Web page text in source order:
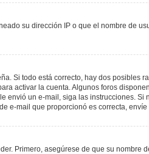
su dirección IP o que el nombre de
Si todo está correcto, hay dos
activar la cuenta. Algunos foros
envió un e-mail, siga las instrucciones.
e-mail que proporcionó es correcta,
Primero, asegúrese de que su